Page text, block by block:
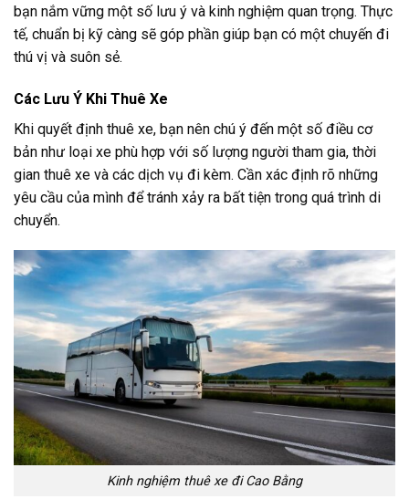
bạn nắm vững một số lưu ý và kinh nghiệm quan trọng. Thực
tế, chuẩn bị kỹ càng sẽ góp phần giúp bạn có một chuyến đi
thú vị và suôn sẻ.
Các Lưu Ý Khi Thuê Xe
Khi quyết định thuê xe, bạn nên chú ý đến một số điều cơ
bản như loại xe phù hợp với số lượng người tham gia, thời
gian thuê xe và các dịch vụ đi kèm. Cần xác định rõ những
yêu cầu của mình để tránh xảy ra bất tiện trong quá trình di
chuyển.
Kinh nghiệm thuê xe đi Cao Bằng